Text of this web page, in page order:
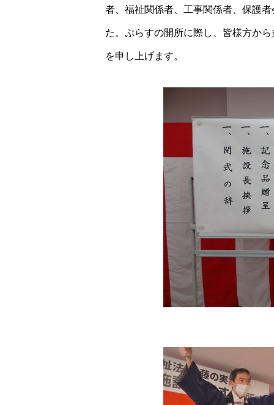
者、福祉関係者、工事関係者、保護
た。ぷらすの開所に際し、皆様方か
を申し上げます。